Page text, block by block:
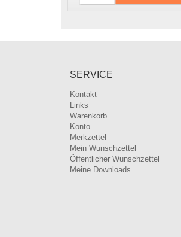
SERVICE
Kontakt
Links
Warenkorb
Konto
Merkzettel
Mein Wunschzettel
Öffentlicher Wunschzettel
Meine Downloads